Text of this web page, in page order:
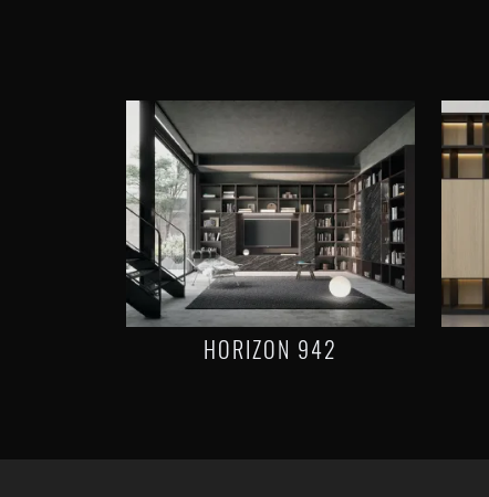
HORIZON 942